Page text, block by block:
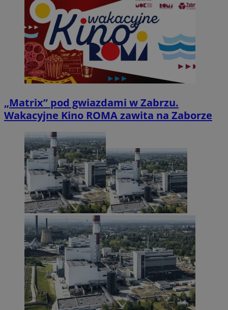
„Matrix” pod gwiazdami w Zabrzu.
Wakacyjne Kino ROMA zawita na Zaborze